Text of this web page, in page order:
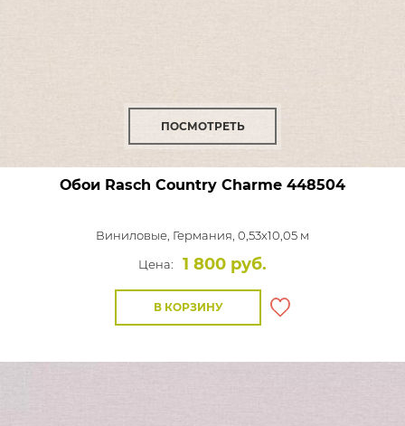
ПОСМОТРЕТЬ
Обои Rasch Country Charme 448504
Виниловые, Германия, 0,53x10,05 м
Цена:
1 800 руб.
В КОРЗИНУ